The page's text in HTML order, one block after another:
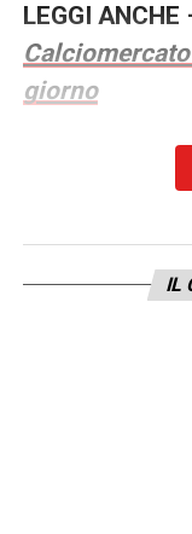
LEGGI ANCHE
giorno
LA PLAYLIST
IL